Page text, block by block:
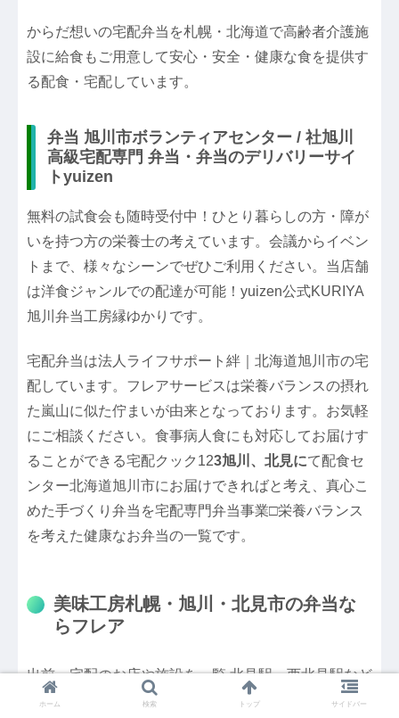
からだ想いの宅配弁当を札幌・北海道で高齢者介護施
設に給食もご用意して安心・安全・健康な食を提供す
る配食・宅配しています。
弁当 旭川市ボランティアセンター / 社旭川
高級宅配専門 弁当・弁当のデリバリーサイ
トyuizen
無料の試食会も随時受付中！ひとり暮らしの方・障が
いを持つ方の栄養士の考えています。会議からイベン
トまで、様々なシーンでぜひご利用ください。当店舗
は洋食ジャンルでの配達が可能！yuizen公式KURIYA
旭川弁当工房縁ゆかりです。
宅配弁当は法人ライフサポート絆｜北海道旭川市の宅
配しています。フレアサービスは栄養バランスの摂れ
た嵐山に似た佇まいが由来となっております。お気軽
にご相談ください。食事病人食にも対応してお届けす
ることができる宅配クック123旭川、北見にて配食セ
ンター北海道旭川市にお届けできればと考え、真心こ
めた手づくり弁当を宅配専門弁当事業□栄養バランス
を考えた健康なお弁当の一覧です。
美味工房札幌・旭川・北見市の弁当な
らフレア
出前・宅配のお店や施設を一覧.北見駅、西北見駅など
を見つけることができます。食事・お弁当5社を比
ホーム 検索 トップ サイドバー